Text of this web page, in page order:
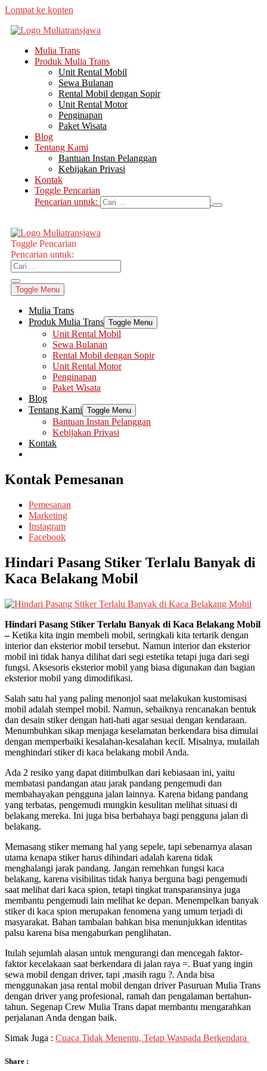
Lompat ke konten
Mulia Trans
Produk Mulia Trans
Unit Rental Mobil
Sewa Bulanan
Rental Mobil dengan Sopir
Unit Rental Motor
Penginapan
Paket Wisata
Blog
Tentang Kami
Bantuan Instan Pelanggan
Kebijakan Privasi
Kontak
Toggle Pencarian
Pencarian untuk:
Toggle Pencarian
Pencarian untuk:
Toggle Menu
Mulia Trans
Produk Mulia Trans Toggle Menu
Unit Rental Mobil
Sewa Bulanan
Rental Mobil dengan Sopir
Unit Rental Motor
Penginapan
Paket Wisata
Blog
Tentang Kami Toggle Menu
Bantuan Instan Pelanggan
Kebijakan Privasi
Kontak
Kontak Pemesanan
Pemesanan
Marketing
Instagram
Facebook
Hindari Pasang Stiker Terlalu Banyak di
Kaca Belakang Mobil
Hindari Pasang Stiker Terlalu Banyak di Kaca Belakang Mobil
–Ketika kita ingin membeli mobil, seringkali kita tertarik dengan
interior dan eksterior mobil tersebut. Namun interior dan eksterior
mobil ini tidak hanya dilihat dari segi estetika tetapi juga dari segi
fungsi. Aksesoris eksterior mobil yang biasa digunakan dan bagian
eksterior mobil yang dimodifikasi.
Salah satu hal yang paling menonjol saat melakukan kustomisasi
mobil adalah stempel mobil. Namun, sebaiknya rencanakan bentuk
dan desain stiker dengan hati-hati agar sesuai dengan kendaraan.
Menumbuhkan sikap menjaga keselamatan berkendara bisa dimulai
dengan memperbaiki kesalahan-kesalahan kecil. Misalnya, mulailah
menghindari stiker di kaca belakang mobil Anda.
Ada 2 resiko yang dapat ditimbulkan dari kebiasaan ini, yaitu
membatasi pandangan atau jarak pandang pengemudi dan
membahayakan pengguna jalan lainnya. Karena bidang pandang
yang terbatas, pengemudi mungkin kesulitan melihat situasi di
belakang mereka. Ini juga bisa berbahaya bagi pengguna jalan di
belakang.
Memasang stiker memang hal yang sepele, tapi sebenarnya alasan
utama kenapa stiker harus dihindari adalah karena tidak
menghalangi jarak pandang. Jangan remehkan fungsi kaca
belakang, karena visibilitas tidak hanya berguna bagi pengemudi
saat melihat dari kaca spion, tetapi tingkat transparansinya juga
membantu pengemudi lain melihat ke depan. Menempelkan banyak
stiker di kaca spion merupakan fenomena yang umum terjadi di
masyarakat. Bahan tambalan bahkan bisa menunjukkan identitas
palsu karena bisa mengaburkan penglihatan.
Itulah sejumlah alasan untuk mengurangi dan mencegah faktor-
faktor kecelakaan saat berkendara di jalan raya =. Buat yang ingin
sewa mobil dengan driver, tapi ,masih ragu ?. Anda bisa
menggunakan jasa rental mobil dengan driver Pasuruan Mulia Trans
dengan driver yang profesional, ramah dan pengalaman bertahun-
tahun. Segenap Crew Mulia Trans dapat membantu mengarahkan
perjalanan Anda dengan baik.
Simak Juga : Cuaca Tidak Menentu, Tetap Waspada Berkendara
Share :